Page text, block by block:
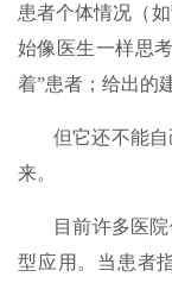
患者个体情况（
始像医生一样思
着”患者；给出的
但它还不能
来。
目前许多医
型应用。当患者